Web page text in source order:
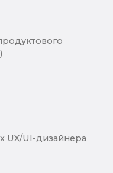
UX/UI-дизайнера